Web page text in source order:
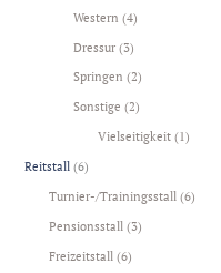
Western (4)
Dressur (3)
Springen (2)
Sonstige (2)
Vielseitigkeit(1)
Reitstall (6)
Turnier-/Trainingsstall (6)
Pensionsstall (3)
Freizeitstall (6)